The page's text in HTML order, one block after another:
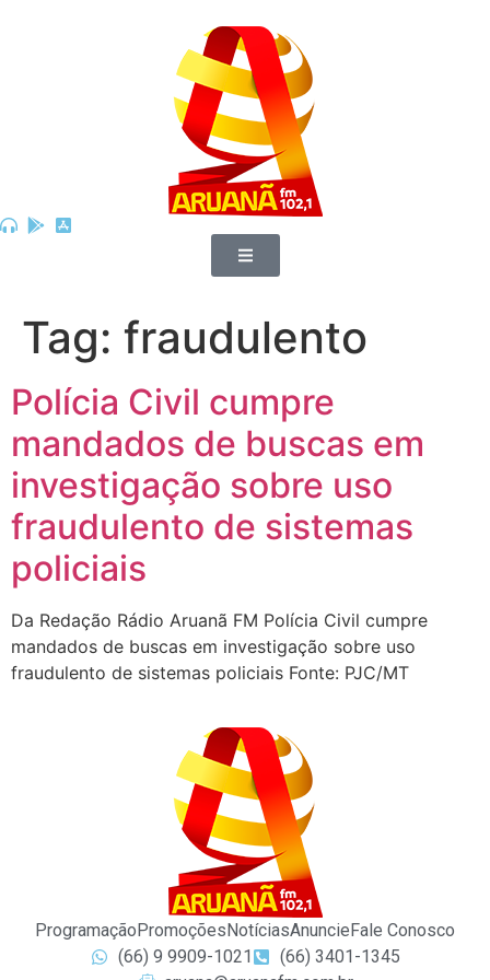
Tag: fraudulento
Polícia Civil cumpre
mandados de buscas em
investigação sobre uso
fraudulento de sistemas
policiais
Da Redação Rádio Aruanã FM Polícia Civil cumpre
mandados de buscas em investigação sobre uso
fraudulento de sistemas policiais Fonte: PJC/MT
Programação Promoções NotíciasAnuncie Fale Conosco
(66) 9 9909-1021
(66) 3401-1345